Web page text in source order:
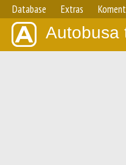
Database Extras
Autobusa